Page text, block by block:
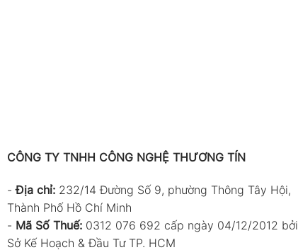
CÔNG TY TNHH CÔNG NGHỆ THƯƠNG TÍN
-Địa chỉ: 232/14 Đường Số 9, phường Thông Tây Hội,
Thành Phố Hồ Chí Minh
- Mã Số Thuế: 0312 076 692 cấp ngày 04/12/2012 bởi
Sở Kế Hoạch & Đầu Tư TP. HCM